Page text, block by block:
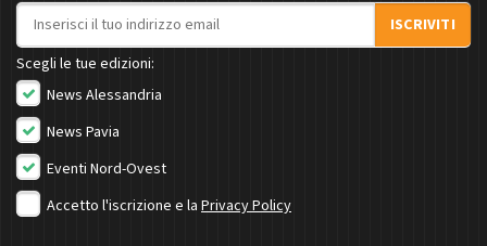
Indirizzo email
ISCRIVITI
Scegli le tue edizioni:
News Alessandria
News Pavia
Eventi Nord-Ovest
Accetto l'iscrizione e la Privacy Policy